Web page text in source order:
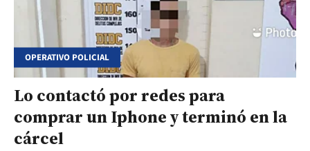
OPERATIVO POLICIAL
Lo contactó por redes para
comprar un Iphone y terminó en la
cárcel